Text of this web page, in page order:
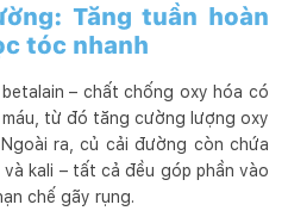
Tăng tuần hoàn
tóc nhanh
– chất chống oxy hóa có
từ đó tăng cường lượng oxy
ra, củ cải đường còn chứa
kali – tất cả đều góp phần vào
chế gãy rụng.